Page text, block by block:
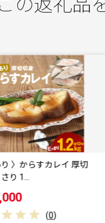
この返礼品
からすカレイ 厚切
0)